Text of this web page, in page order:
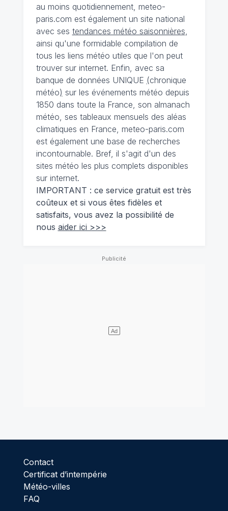
au moins quotidiennement, meteo-
paris.com est également un site national
avec ses tendances météo saisonnières,
ainsi qu'une formidable compilation de
tous les liens météo utiles que l'on peut
trouver sur internet. Enfin, avec sa
banque de données UNIQUE (chronique
météo) sur les événements météo depuis
1850 dans toute la France, son almanach
météo, ses tableaux mensuels des aléas
climatiques en France, meteo-paris.com
est également une base de recherches
incontournable. Bref, il s'agit d'un des
sites météo les plus complets disponibles
sur internet.
IMPORTANT : ce service gratuit est très
coûteux et si vous êtes fidèles et
satisfaits, vous avez la possibilité de
nous aider ici >>>
Contact
Certificat d’intempérie
Météo-villes
FAQ